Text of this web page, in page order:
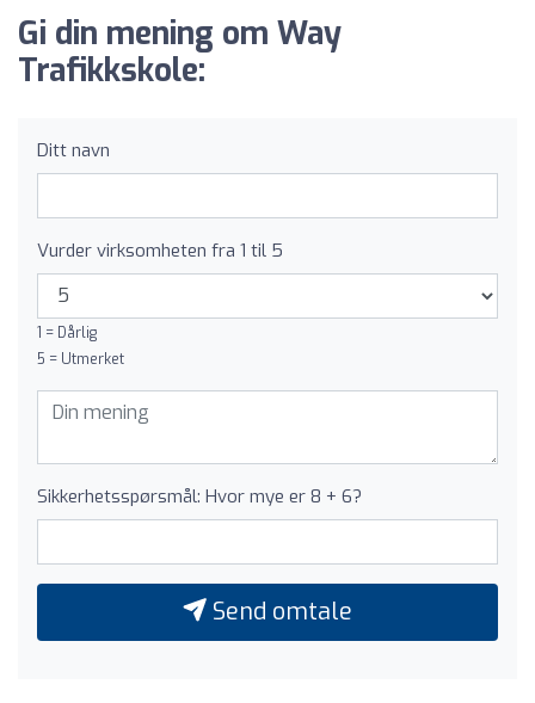
Gi din mening om Way
Trafikkskole:
Ditt navn
Vurder virksomheten fra 1 til 5
1 = Dårlig
5 = Utmerket
Sikkerhetsspørsmål: Hvor mye er 8 + 6?
Send omtale